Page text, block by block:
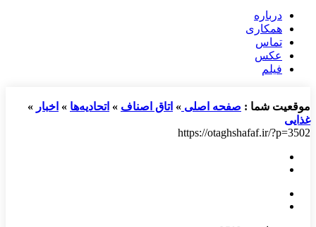
درباره
همکاری
تماس
عکس
فیلم
موقعیت شما : صفحه اصلی » اتاق اصناف » اتحادیه‌ها » اخبار »
غذایی
https://otaghshafaf.ir/?p=3502